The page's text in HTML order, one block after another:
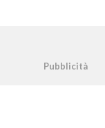
Pubblicità